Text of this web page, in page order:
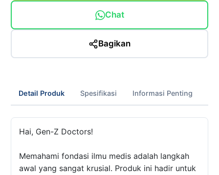
Chat
Bagikan
Detail Produk Spesifikasi Informasi Penting
Hai, Gen-Z Doctors!
Memahami fondasi ilmu medis adalah langkah
awal yang sangat krusial. Produk ini hadir untuk